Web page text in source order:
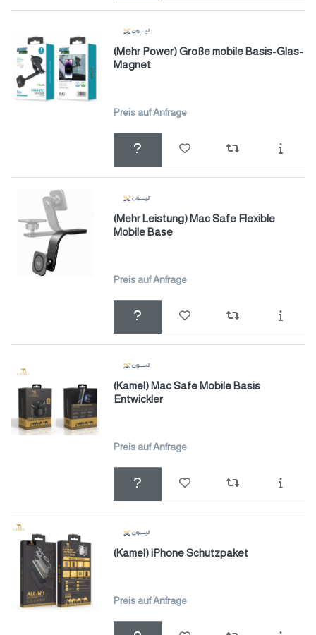
(Mehr Power) Große mobile Basis-Glas-
Magnet
Preis auf Anfrage
(Mehr Leistung) Mac Safe Flexible
Mobile Base
Preis auf Anfrage
(Kamel) Mac Safe Mobile Basis
Entwickler
Preis auf Anfrage
(Kamel) iPhone Schutzpaket
Preis auf Anfrage